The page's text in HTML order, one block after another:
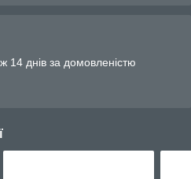
14 днів за домовленістю